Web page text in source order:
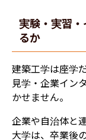
実験・実習
るか
建築工学は座学
見学・企業イン
かせません。
企業や自治体と
大学は、卒業後